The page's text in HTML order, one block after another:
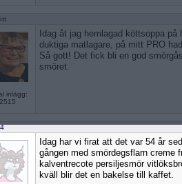
inlägg:
2515
Idag åt jag hemlagad köttsoppa på
duktiga matlagare, på mitt PRO
Så gott! Det fick bli en god
smöret.
Idag har vi firat att det var 54 år
gången med smördegsflarn creme
kalventrecote persiljesmör
kväll blir det en bakelse till kaffet.